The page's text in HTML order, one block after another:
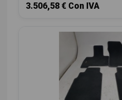
3.506,58 € Con IVA